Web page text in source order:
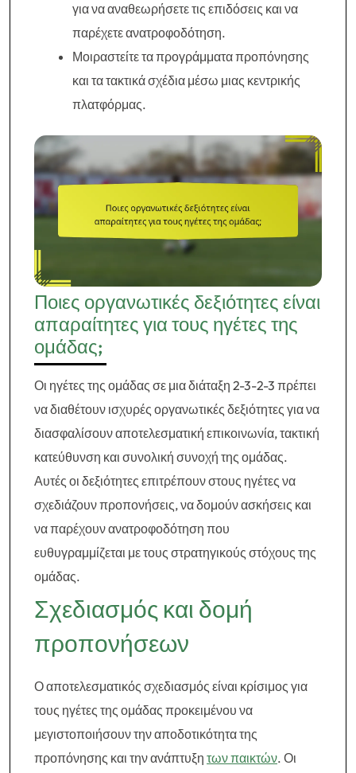
για να αναθεωρήσετε τις επιδόσεις και να
παρέχετε ανατροφοδότηση.
Μοιραστείτε τα προγράμματα προπόνησης
και τα τακτικά σχέδια μέσω μιας κεντρικής
πλατφόρμας.
Ποιες οργανωτικές δεξιότητες είναι
απαραίτητες για τους ηγέτες της
ομάδας;
Οι ηγέτες της ομάδας σε μια διάταξη 2-3-2-3 πρέπει
να διαθέτουν ισχυρές οργανωτικές δεξιότητες για να
διασφαλίσουν αποτελεσματική επικοινωνία, τακτική
κατεύθυνση και συνολική συνοχή της ομάδας.
Αυτές οι δεξιότητες επιτρέπουν στους ηγέτες να
σχεδιάζουν προπονήσεις, να δομούν ασκήσεις και
να παρέχουν ανατροφοδότηση που
ευθυγραμμίζεται με τους στρατηγικούς στόχους της
ομάδας.
Σχεδιασμός και δομή
προπονήσεων
Ο αποτελεσματικός σχεδιασμός είναι κρίσιμος για
τους ηγέτες της ομάδας προκειμένου να
μεγιστοποιήσουν την αποδοτικότητα της
προπόνησης και την ανάπτυξη των παικτών. Οι